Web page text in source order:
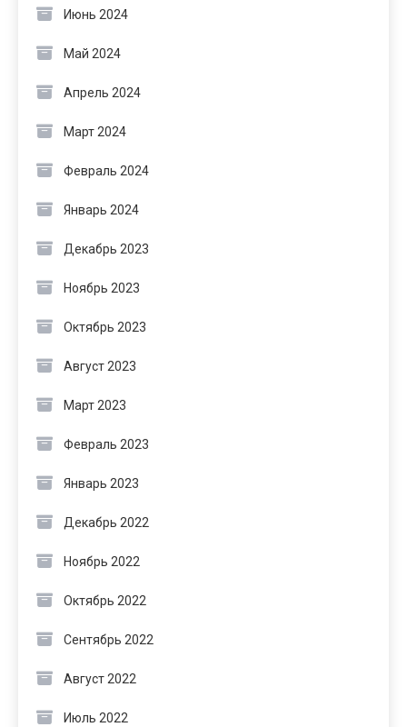
Июнь 2024
Май 2024
Апрель 2024
Март 2024
Февраль 2024
Январь 2024
Декабрь 2023
Ноябрь 2023
Октябрь 2023
Август 2023
Март 2023
Февраль 2023
Январь 2023
Декабрь 2022
Ноябрь 2022
Октябрь 2022
Сентябрь 2022
Август 2022
Июль 2022